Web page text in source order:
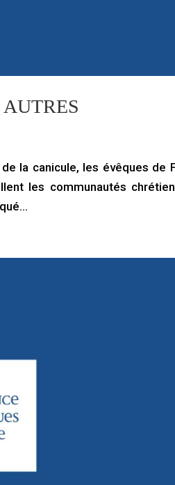
la canicule, les évêques de
les communautés